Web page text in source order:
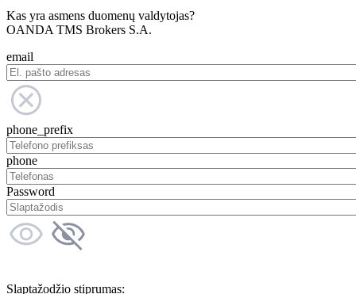
Kas yra asmens duomenų valdytojas?
OANDA TMS Brokers S.A.
email
phone_prefix
phone
Password
Slaptažodžio stiprumas: